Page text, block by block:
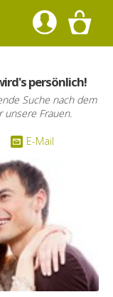
persönlich!
Suche nach dem
unsere Frauen.
E-Mail